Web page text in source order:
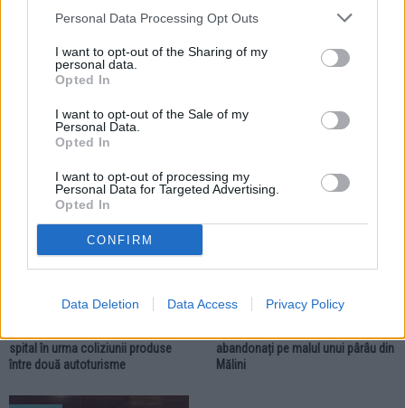
Personal Data Processing Opt Outs
I want to opt-out of the Sharing of my
personal data.
Opted In
I want to opt-out of the Sale of my
Personal Data.
Opted In
I want to opt-out of processing my
Personal Data for Targeted Advertising.
Opted In
CONFIRM
Data Deletion Data Access Privacy Policy
Incendiu izbucnit în satul Petia.
Pompierii fălticeneni au intervenit
spital în urma coliziunii produse
între două autoturisme
Noi acțiuni de control. Polițiștii au
abandonați pe malul unui pârâu din
Mălini